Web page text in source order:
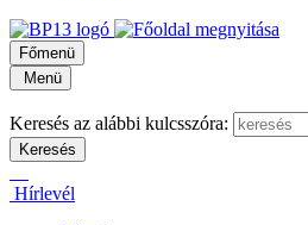
Főmenü
Menü
Keresés az alábbi kulcsszóra:
Hírlevél